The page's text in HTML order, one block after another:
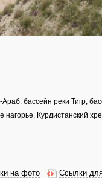
бассейн реки Тигр,
Курдистанский
на фото Ссылки